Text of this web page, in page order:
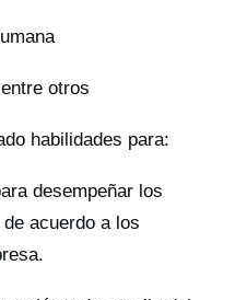
otros
habilidades para:
desempeñar los
acuerdo a los